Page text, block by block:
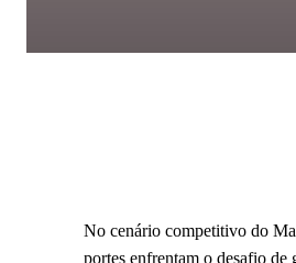
No cenário competitivo do
portes enfrentam o desafio de